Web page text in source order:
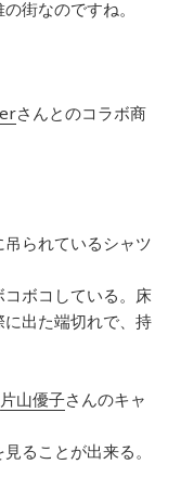
街なのですね。
さんとのコラボ商
られているシャツ
ボコしている。床
出た端切れで、持
片山優子さんのキャ
ることが出来る。